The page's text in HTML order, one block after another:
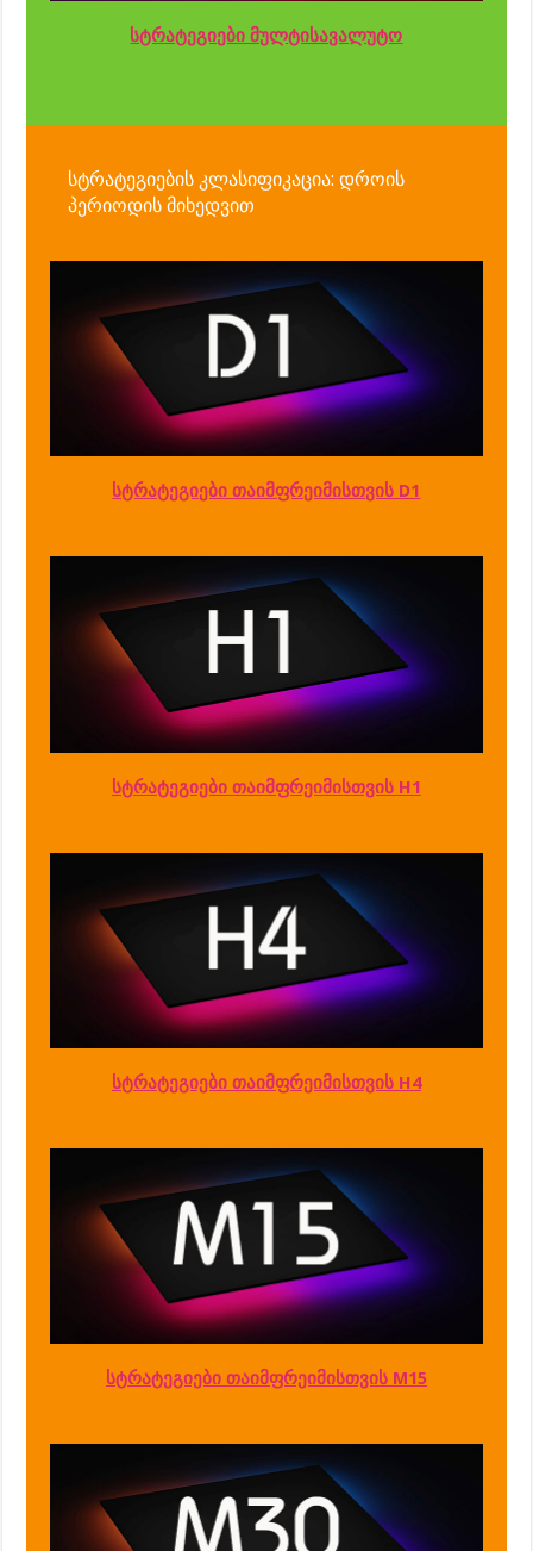
სტრატეგიები მულტისავალუტო
სტრატეგიების კლასიფიკაცია: დროის
პერიოდის მიხედვით
სტრატეგიები თაიმფრეიმისთვის D1
სტრატეგიები თაიმფრეიმისთვის H1
სტრატეგიები თაიმფრეიმისთვის H4
სტრატეგიები თაიმფრეიმისთვის M15